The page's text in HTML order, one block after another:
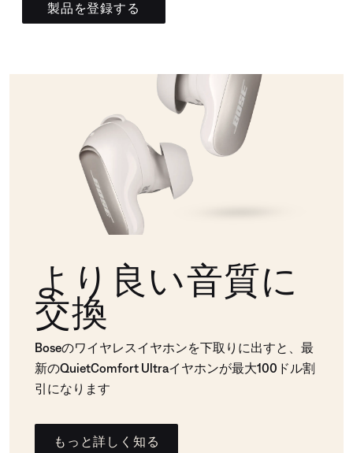
製品を登録する
より良い音質に
交換
Boseのワイヤレスイヤホンを下取りに出すと、最
新のQuietComfort Ultraイヤホンが最大100ドル割
引になります
もっと詳しく知る